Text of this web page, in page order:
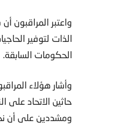
واعتبر المراقبون
الذات لتوفير
الحكومات السابقة.
وأشار هؤلاء
حاثين الاتحاد على
ومشددين على أن